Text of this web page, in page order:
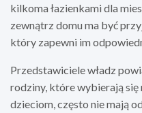
kilkoma łazienkami dla
zewnątrz domu ma być
który zapewni im
Przedstawiciele władz
rodziny, które wybierają
dzieciom, często nie mają